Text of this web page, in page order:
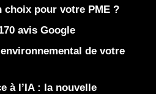
choix pour votre PME ?
avis Google
de votre
à l’IA : la nouvelle